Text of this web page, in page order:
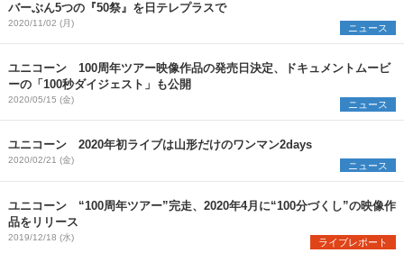
バーぶん5つの『50祭』を日テレプラスで
2020/11/02 (月) ニュース
ユニコーン 100周年ツアー映像作品の発売日決定、ドキュメントムービ
ーの「100秒ダイジェスト」も公開
2020/05/15 (金) ニュース
ユニコーン 2020年初ライブは山形だけのワンマン2days
2020/02/21 (金) ニュース
ユニコーン “100周年ツアー”完走、2020年4月に“100分づくし”の映像作
品をリリース
2019/12/18 (水) ライブレポート